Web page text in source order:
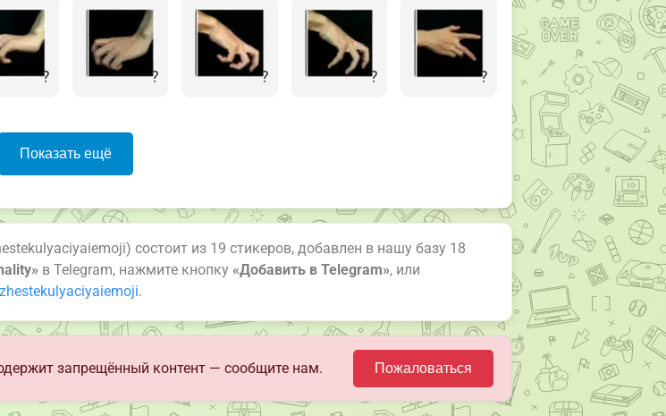
? ? ? ? ?
Показать ещё
состоит из 19 стикеров, добавлен в нашу базу 18
в Telegram, нажмите кнопку «Добавить в Telegram», или
.
запрещённый контент — сообщите нам. Пожаловаться